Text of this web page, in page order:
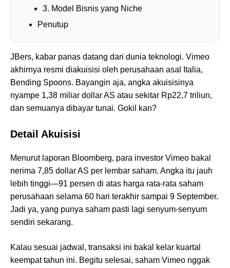
3. Model Bisnis yang Niche
Penutup
JBers, kabar panas datang dari dunia teknologi. Vimeo
akhirnya resmi diakuisisi oleh perusahaan asal Italia,
Bending Spoons. Bayangin aja, angka akuisisinya
nyampe 1,38 miliar dollar AS atau sekitar Rp22,7 triliun,
dan semuanya dibayar tunai. Gokil kan?
Detail Akuisisi
Menurut laporan Bloomberg, para investor Vimeo bakal
nerima 7,85 dollar AS per lembar saham. Angka itu jauh
lebih tinggi—91 persen di atas harga rata-rata saham
perusahaan selama 60 hari terakhir sampai 9 September.
Jadi ya, yang punya saham pasti lagi senyum-senyum
sendiri sekarang.
Kalau sesuai jadwal, transaksi ini bakal kelar kuartal
keempat tahun ini. Begitu selesai, saham Vimeo nggak